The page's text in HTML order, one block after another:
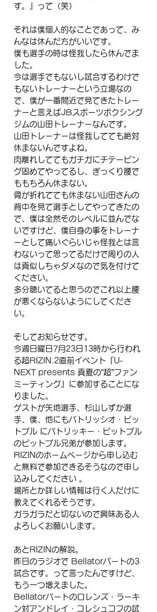
す。』って（笑）
それは僕個人的なことであって、み
んなは休んだ方がいいです。
僕も選手の時は怪我したら休んでま
した。
今は選手でもないし試合するわけで
もないトレーナーという立場なの
で、僕が一番間近で見てきたトレー
ナーと言えばJBスポーツボクシング
ジムの山田トレーナーなんです。
山田トレーナーは怪我してても絶対
休まないんですよね。
肉離れしててもガチガにチテーピン
グ固めてやってるし、ぎっくり腰で
ももちろん休まない。
骨が折れてても休まない山田さんの
背中を見て選手としてやってきたの
で、僕は全然そのレベルに並んでな
いですけど、僕自身の事をトレーナ
ーとして痛いぐらいじゃ怪我とは言
わないって思ってるだけで周りの人
は真似しちゃダメなので気を付けて
ください。
多分聴いてると思うのでこれ以上腰
が悪くならないようにしてくださ
い。
そしてお知らせです。
今週日曜日7月23日13時から行われ
る超RIZIN.2直前イベント『U-
NEXT presents 真夏の”超”ファン
ミーティング』に参加することにな
りました。
ゲストが矢地選手、杉山しずか選
手、僕、他にもパトリッシオ・ピッ
トブル にパトリッキー・ピットブル
のピットブル兄弟が参加します。
RIZINのホームページから申し込む
と無料で参加できるそうなので申し
込みしてください 。
場所とか詳しい情報は行く人だけに
教えてくれるそうです。
ガラガラだと切ないので興味ある人
よろしくお願いします。
あとRIZINの解説。
昨日のラジオで Bellatorパートの3
試合です。って言ったんですけど、
もう一つ増えました。
Bellatorパートのロレンズ・ラーキ
ン対アンドレイ・コレシュコフの試